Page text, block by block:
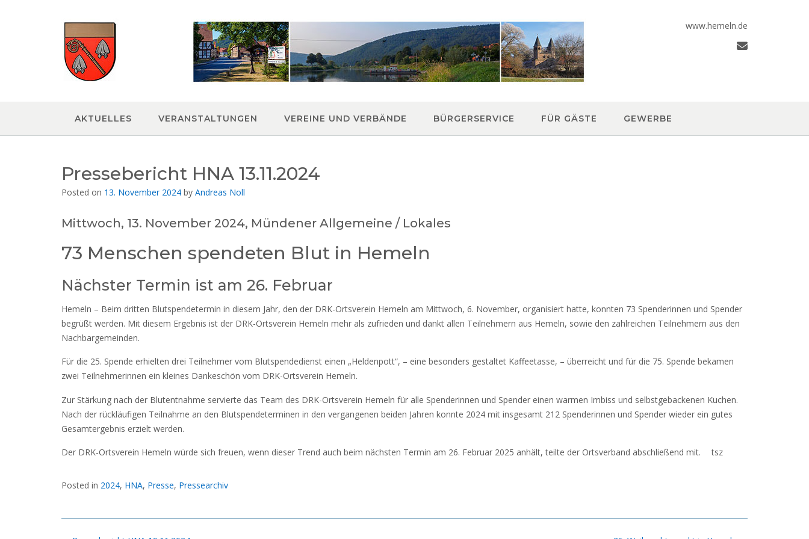
www.hemeln.de
AKTUELLES VERANSTALTUNGEN VEREINE UND VERBÄNDE BÜRGERSERVICE FÜR GÄSTE GEWERBE
Pressebericht HNA 13.11.2024
Posted on 13. November 2024 by Andreas Noll
Mittwoch, 13. November 2024, Mündener Allgemeine / Lokales
73 Menschen spendeten Blut in Hemeln
Nächster Termin ist am 26. Februar
Hemeln – Beim dritten Blutspendetermin in diesem Jahr, den der DRK-Ortsverein Hemeln am Mittwoch, 6. November, organisiert hatte, konnten 73 Spenderinnen und Spender
begrüßt werden. Mit diesem Ergebnis ist der DRK-Ortsverein Hemeln mehr als zufrieden und dankt allen Teilnehmern aus Hemeln, sowie den zahlreichen Teilnehmern aus den
Nachbargemeinden.
Für die 25. Spende erhielten drei Teilnehmer vom Blutspendedienst einen „Heldenpott“, – eine besonders gestaltet Kaffeetasse, – überreicht und für die 75. Spende bekamen
zwei Teilnehmerinnen ein kleines Dankeschön vom DRK-Ortsverein Hemeln.
Zur Stärkung nach der Blutentnahme servierte das Team des DRK-Ortsverein Hemeln für alle Spenderinnen und Spender einen warmen Imbiss und selbstgebackenen Kuchen.
Nach der rückläufigen Teilnahme an den Blutspendeterminen in den vergangenen beiden Jahren konnte 2024 mit insgesamt 212 Spenderinnen und Spender wieder ein gutes
Gesamtergebnis erzielt werden.
Der DRK-Ortsverein Hemeln würde sich freuen, wenn dieser Trend auch beim nächsten Termin am 26. Februar 2025 anhält, teilte der Ortsverband abschließend mit. tsz
Posted in 2024, HNA, Presse, Pressearchiv